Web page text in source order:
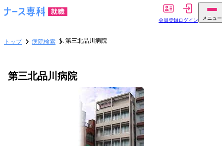
会員登録ログイン メニュー
トップ 病院検索 第三北品川病院
第三北品川病院